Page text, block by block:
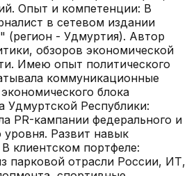
Опыт и компетенции: В
в сетевом издании
(регион - Удмуртия). Автор
обзоров экономической
Имею опыт политического
коммуникационные
блока
Удмуртской Республики:
PR-кампании федерального и
уровня. Развит навык
клиентском портфеле:
парковой отрасли России, ИТ,